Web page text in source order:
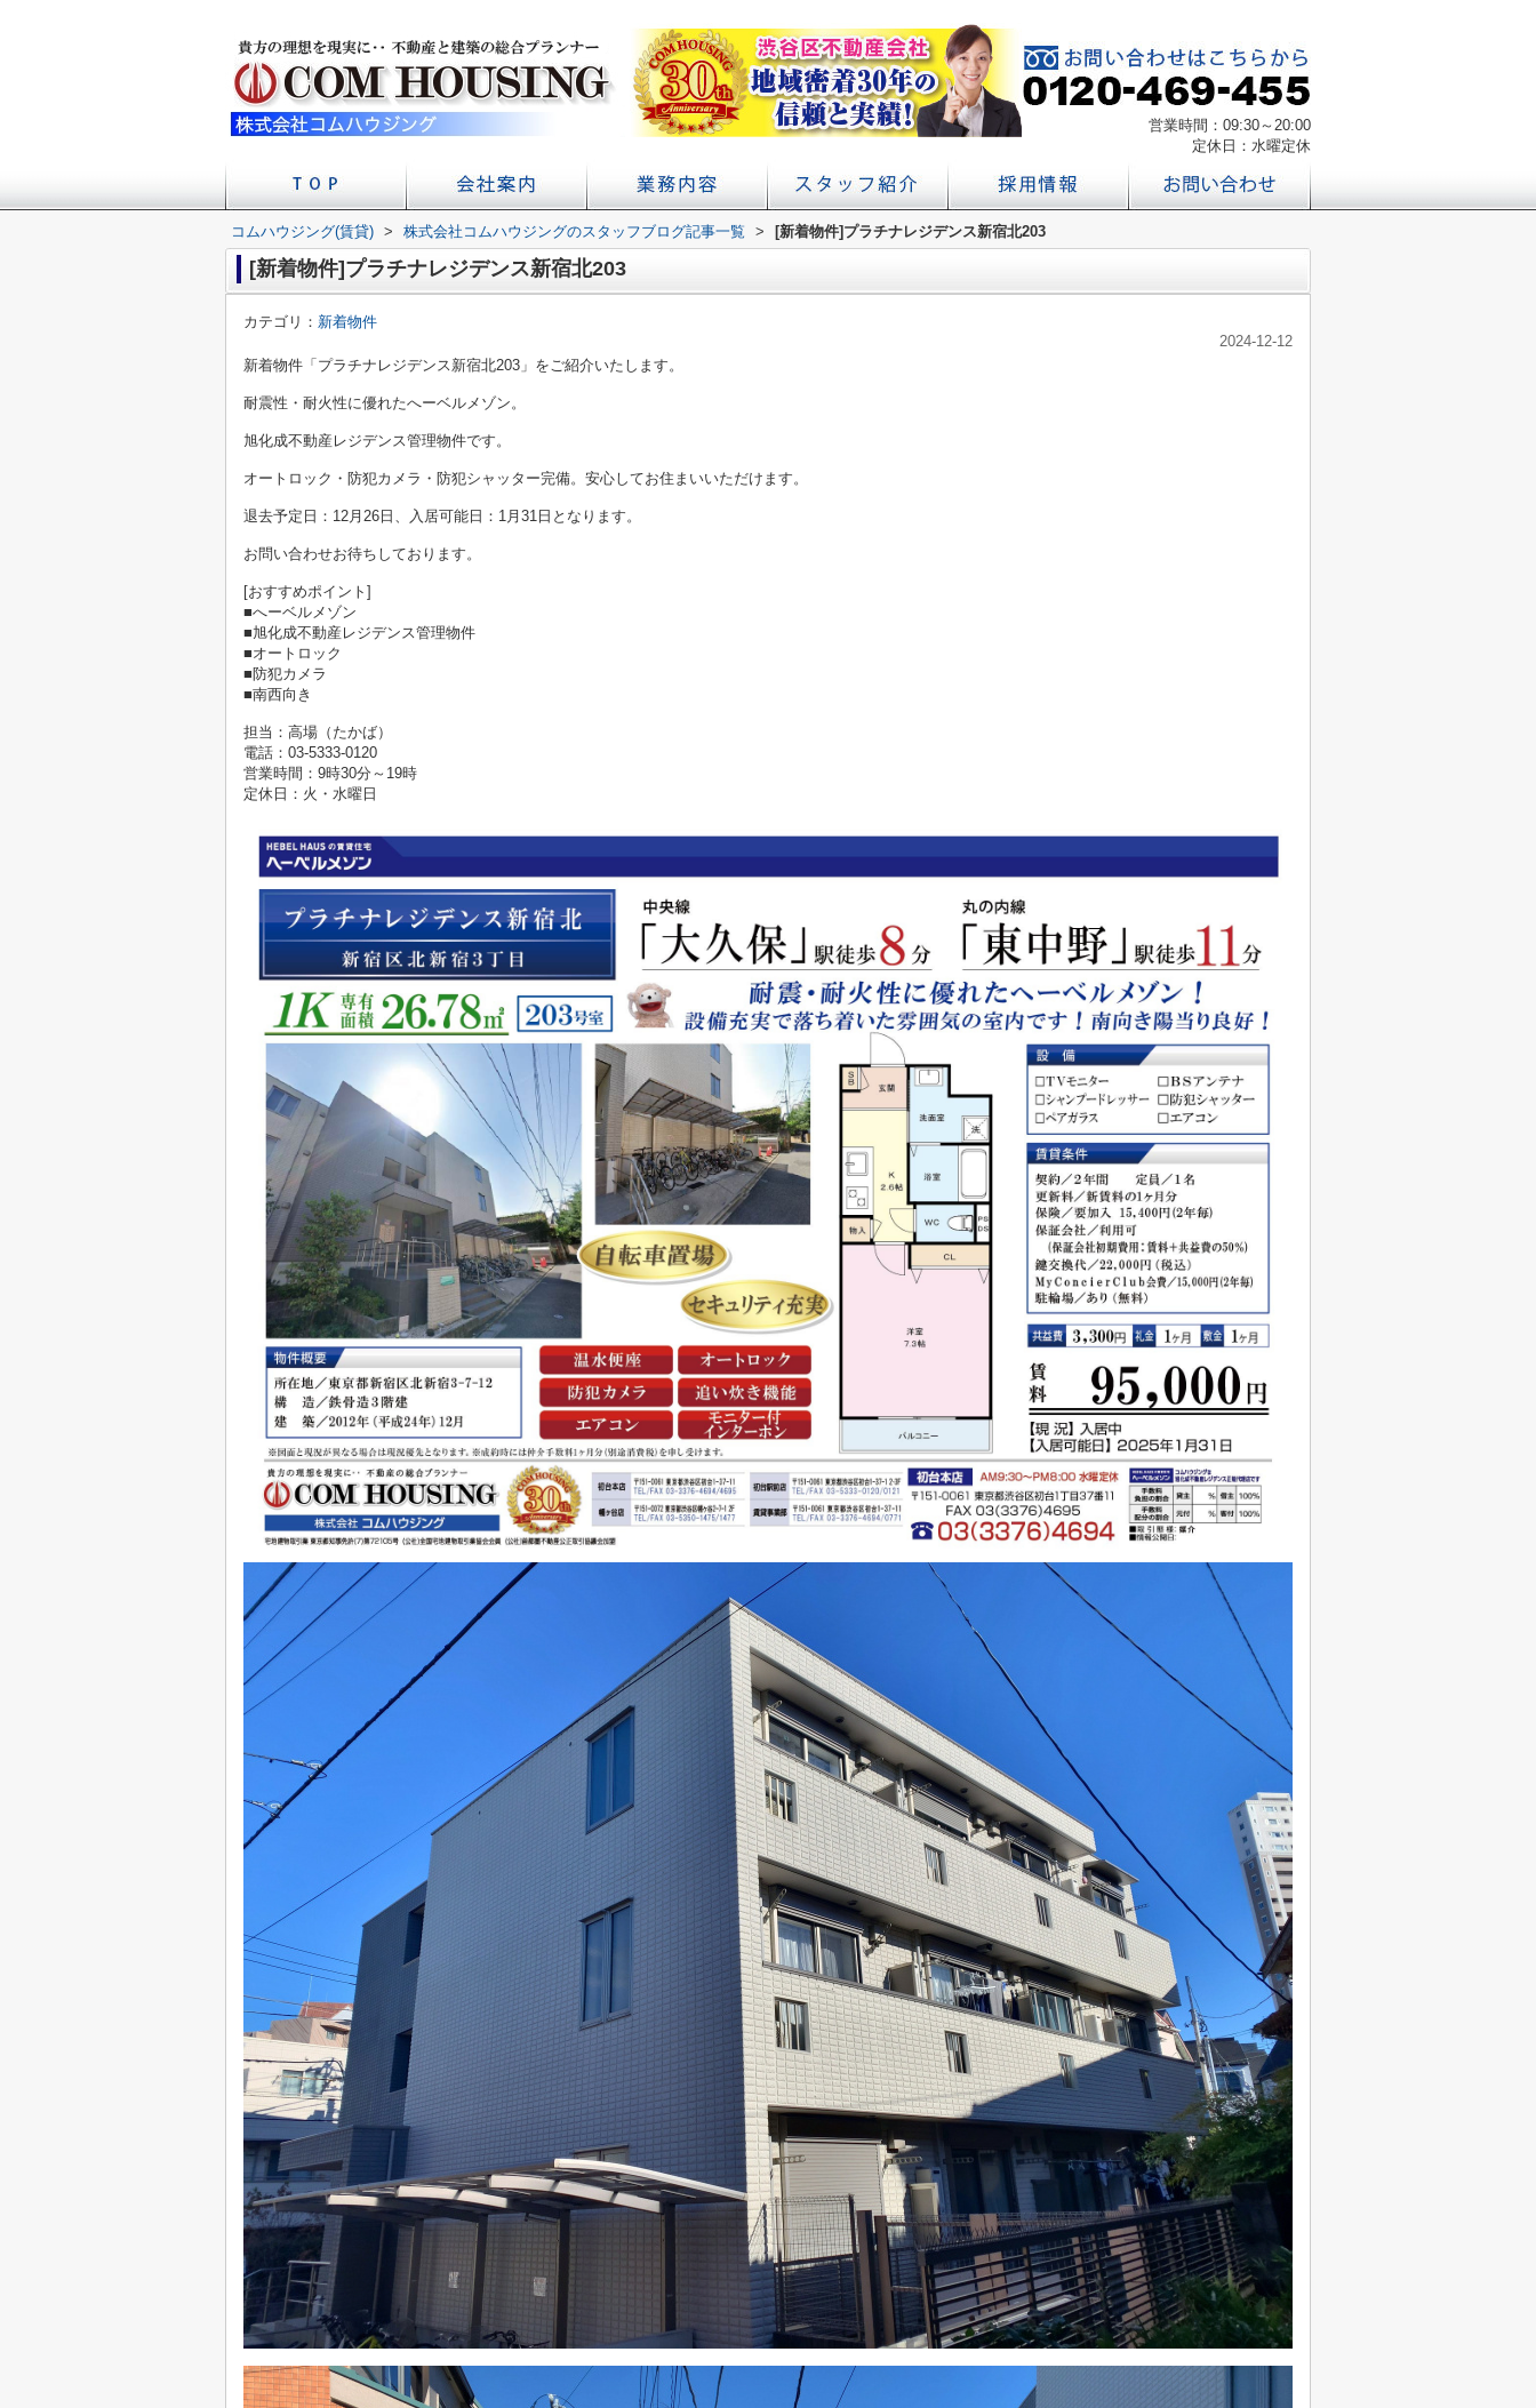
営業時間：09:30～20:00
定休日：水曜定休
店舗へのアクセス
会社概要 初台の賃貸 不動産売買ならコムハウジング
賃貸経営・管理業務サポート
学校提携・学生賃貸仲介
コムハウジング(賃貸) > 株式会社コムハウジングのスタッフブログ記事一覧 > [新着物件]プラチナレジデンス新宿北203
[新着物件]プラチナレジデンス新宿北203
カテゴリ： 新着物件
2024-12-12
新着物件「プラチナレジデンス新宿北203」をご紹介いたします。
耐震性・耐火性に優れたへーベルメゾン。
旭化成不動産レジデンス管理物件です。
オートロック・防犯カメラ・防犯シャッター完備。安心してお住まいいただけます。
退去予定日：12月26日、入居可能日：1月31日となります。
お問い合わせお待ちしております。
[おすすめポイント]
■へーベルメゾン
■旭化成不動産レジデンス管理物件
■オートロック
■防犯カメラ
■南西向き
担当：高場（たかば）
電話：03-5333-0120
営業時間：9時30分～19時
定休日：火・水曜日